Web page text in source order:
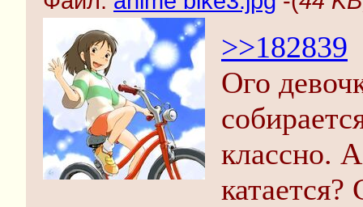
>>182839
Ого
классно.